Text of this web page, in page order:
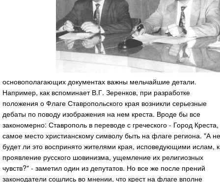
основополагающих документах важны мельчайшие детали.
Например, как вспоминает В.Г. Зеренков, при разработке
положения о Флаге Ставропольского края возникли серьезные
дебаты по поводу изображения на нем креста. Вроде бы все
закономерно: Ставрополь в переводе с греческого - Город
самое место христианскому символу быть на флаге региона. "А не
будет ли это воспринято жителями края, исповедующими ислам,
проявление русского шовинизма, ущемление их религиозных
чувств?" - заметил один из депутатов. Но все же после прений
законодатели сошлись во мнении, что крест на флаге вполне